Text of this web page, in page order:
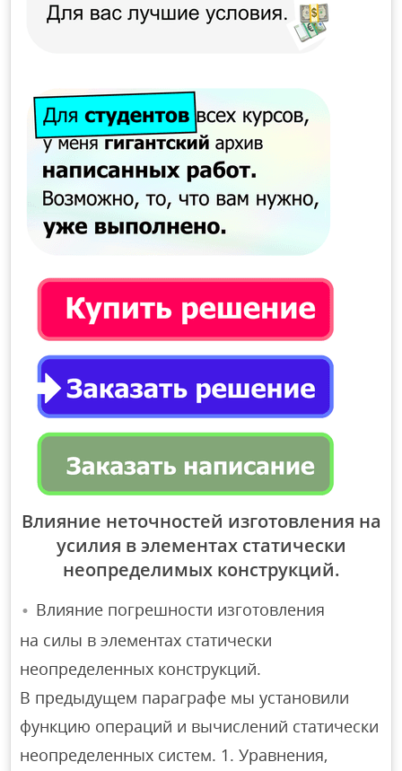
Влияние неточностей изготовления на
усилия в элементах статически
неопределимых конструкций.
Влияние погрешности изготовления
на силы в элементах статически
неопределенных конструкций.
В предыдущем параграфе мы установили
функцию операций и вычислений статически
неопределенных систем. 1. Уравнения,